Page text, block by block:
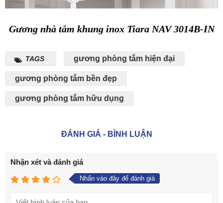
Gương nhà tắm khung inox Tiara NAV 3014B-IN
TAGS gương phòng tắm hiện đại
gương phòng tắm bền đẹp
gương phòng tắm hữu dụng
ĐÁNH GIÁ - BÌNH LUẬN
Nhận xét và đánh giá
Nhấn vào đây để đánh giá